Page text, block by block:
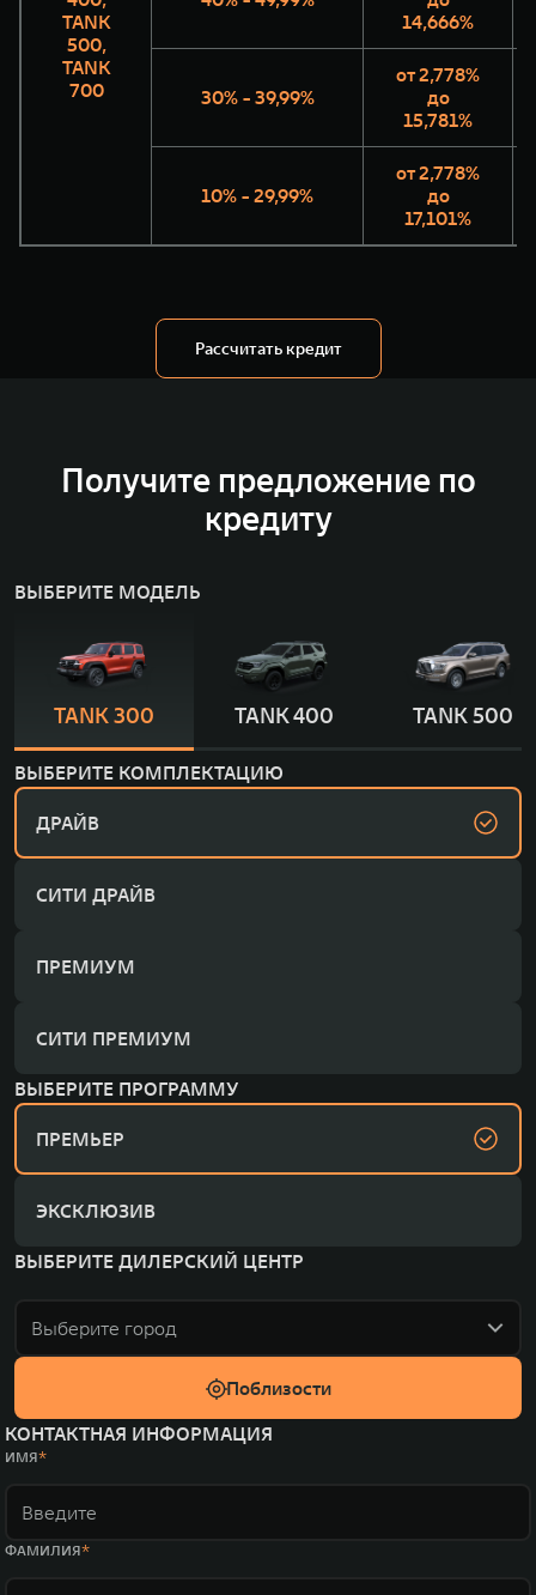
TANK
500,
TANK
700
14,666%
30% - 39,99%
от 2,778%
до
15,781%
10% - 29,99%
от 2,778%
до
17,101%
Рассчитать кредит
Получите предложение по
кредиту
ВЫБЕРИТЕ МОДЕЛЬ
TANK 300 TANK 400 TANK 500
ВЫБЕРИТЕ КОМПЛЕКТАЦИЮ
ДРАЙВ
СИТИ ДРАЙВ
ПРЕМИУМ
СИТИ ПРЕМИУМ
ВЫБЕРИТЕ ПРОГРАММУ
ПРЕМЬЕР
ЭКСКЛЮЗИВ
ВЫБЕРИТЕ ДИЛЕРСКИЙ ЦЕНТР
Выберите город
Поблизости
КОНТАКТНАЯ ИНФОРМАЦИЯ
ИМЯ
ФАМИЛИЯ